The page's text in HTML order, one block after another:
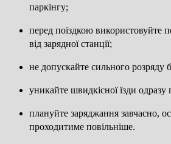
паркінгу;
перед поїздкою використовуйте
від зарядної станції;
не допускайте сильного розряду
уникайте швидкісної їзди одразу
плануйте заряджання завчасно,
проходитиме повільніше.